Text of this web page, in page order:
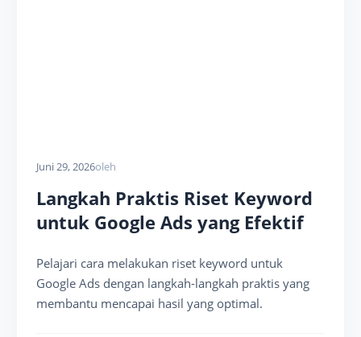
Juni 29, 2026oleh
Langkah Praktis Riset Keyword
untuk Google Ads yang Efektif
Pelajari cara melakukan riset keyword untuk
Google Ads dengan langkah-langkah praktis yang
membantu mencapai hasil yang optimal.